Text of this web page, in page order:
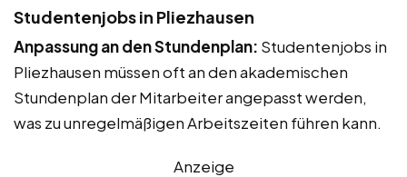
Studentenjobs in Pliezhausen
Anpassung an den Stundenplan: Studentenjobs in
Pliezhausen müssen oft an den akademischen
Stundenplan der Mitarbeiter angepasst werden,
was zu unregelmäßigen Arbeitszeiten führen kann.
Anzeige